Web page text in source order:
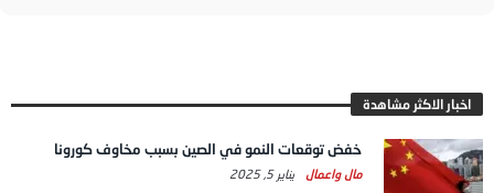
اخبار الاكثر مشاهدة
خفض توقعات النمو في الصين بسبب مخاوف كورونا
مال واعمال يناير 5, 2025